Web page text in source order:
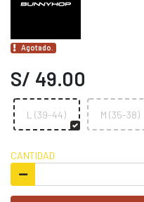
Agotado.
S/ 49.00
L (39-44) M (35-38)
CANTIDAD